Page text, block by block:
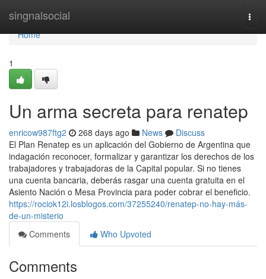
singnalsocial
Home
Home
1
Un arma secreta para renatep
enricow987ftg2 268 days ago News
Discuss
El Plan Renatep es un aplicación del Gobierno de Argentina que
indagación reconocer, formalizar y garantizar los derechos de los
trabajadores y trabajadoras de la Capital popular. Si no​ tienes
una cuenta bancaria, deberás rasgar una cuenta ​gratuita en el
Asiento Nación o Mesa Provincia para poder cobrar el beneficio.
https://rociok12i.losblogos.com/37255240/renatep-no-hay-más-
de-un-misterio
Comments
Who Upvoted
Comments